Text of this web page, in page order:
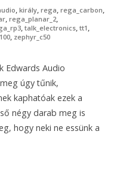
, király, rega, rega_carbon,
, rega_planar_2,
, talk_electronics, tt1 ,
, zephyr_c50
Edwards Audio
úgy tűnik,
kaphatóak ezek a
négy darab meg is
hogy neki ne essünk a